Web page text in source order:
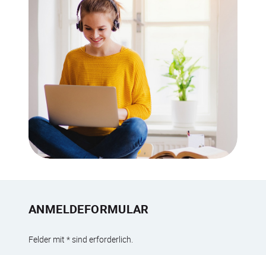
ANMELDEFORMULAR
Felder mit * sind erforderlich.